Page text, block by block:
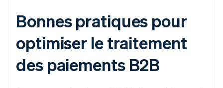
Bonnes pratiques pour
optimiser le traitement
des paiements B2B